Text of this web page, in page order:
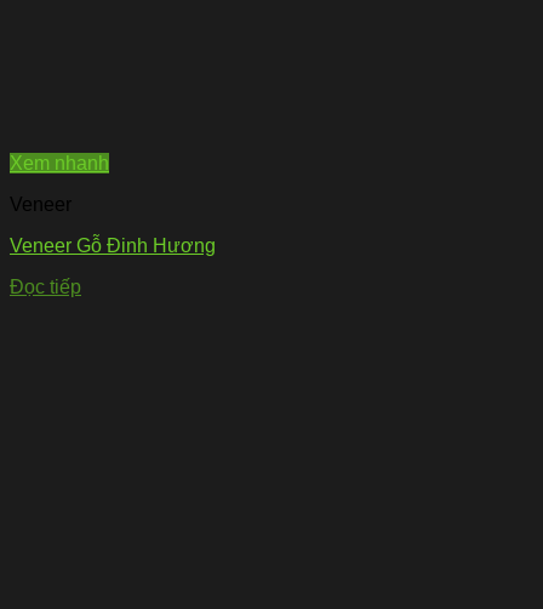
Xem nhanh
Veneer
Veneer Gỗ Đinh Hương
Đọc tiếp